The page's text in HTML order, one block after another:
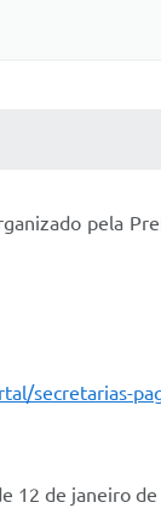
pela
secretarias-
12 de janeiro